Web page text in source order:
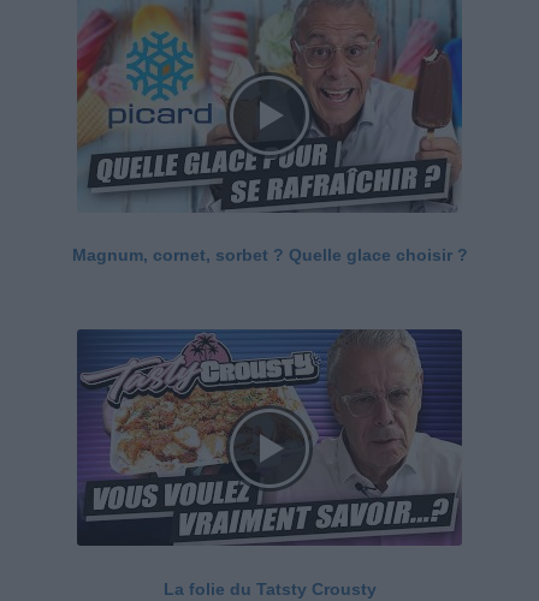
Magnum, cornet, sorbet ? Quelle glace choisir ?
La folie du Tatsty Crousty